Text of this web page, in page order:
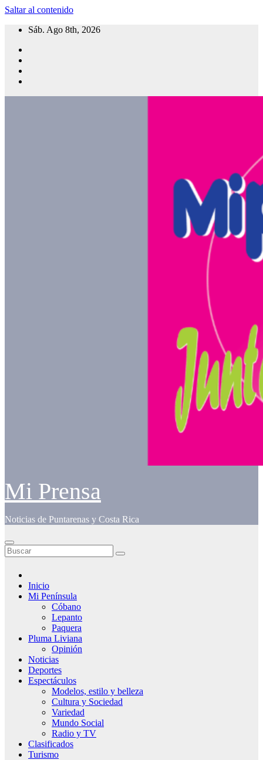
Saltar al contenido
Sáb. Ago 8th, 2026
Mi Prensa
Noticias de Puntarenas y Costa Rica
Inicio
Mi Península
Cóbano
Lepanto
Paquera
Pluma Liviana
Opinión
Noticias
Deportes
Espectáculos
Modelos, estilo y belleza
Cultura y Sociedad
Variedad
Mundo Social
Radio y TV
Clasificados
Turismo